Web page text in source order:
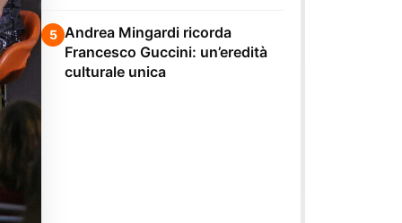
5 Andrea Mingardi ricorda
Francesco Guccini: un’eredità
culturale unica